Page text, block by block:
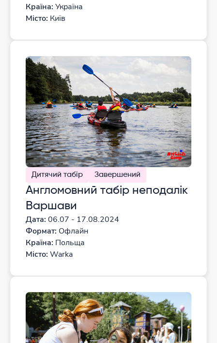
Країна: Україна
Місто: Київ
Дитячий табір Завершений
Англомовний табір неподалік
Варшави
Дата: 06.07 - 17.08.2024
Формат: Офлайн
Країна: Польща
Місто: Warka